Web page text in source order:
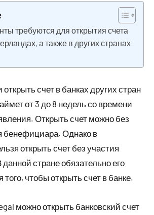
требуются для открытия счета
а также в других странах
счет в банках других стран
от 3 до 8 недель со времени
Открыть счет можно без
бенефициара. Однако в
открыть счет без участия
стране обязательно его
того, чтобы открыть счет в банке.
можно открыть банковский счет